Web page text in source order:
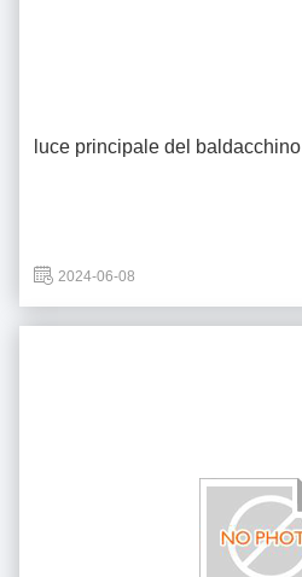
luce principale del baldacchino
2024-06-08